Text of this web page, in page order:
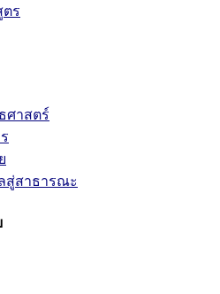
ตร
ศาสตร์
สู่สาธารณะ